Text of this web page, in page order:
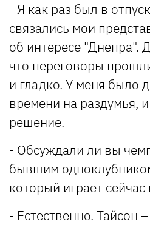
- Я как раз был в
связались мои
об интересе "Днепра".
что переговоры
и гладко. У меня было
времени на раздумья,
решение.
- Обсуждали ли вы
бывшим
который играет
- Естественно. Тайсон